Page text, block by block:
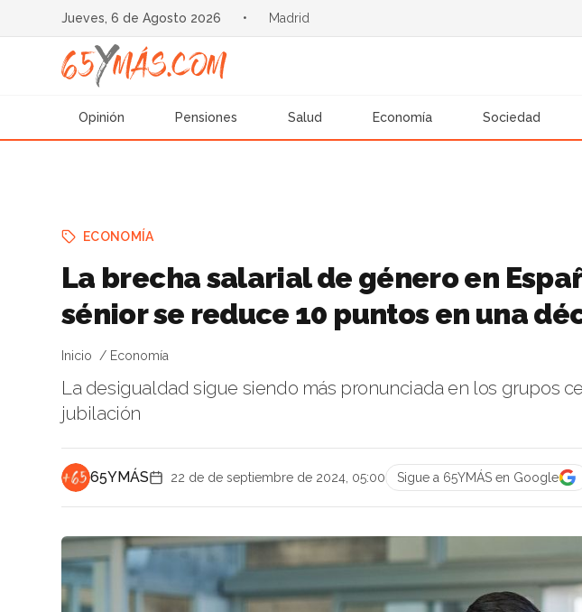
Jueves, 6 de Agosto 2026 • Madrid
Opinión Pensiones Salud Economía Sociedad
ECONOMÍA
La brecha salarial de género en
sénior se reduce 10 puntos en una
Inicio Economía
La desigualdad sigue siendo más pronunciada en los grupos
jubilación
65YMÁS 22 de de septiembre de 2024, 05:00 Sigue a 65YMÁS en Google